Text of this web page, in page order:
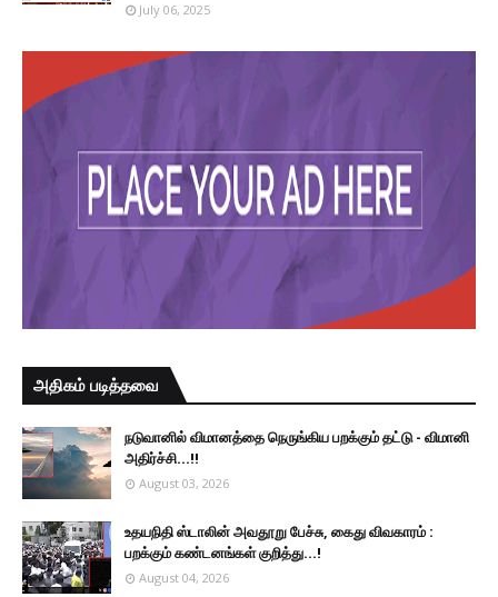
July 06, 2025
அதிகம் படித்தவை
நடுவானில் விமானத்தை நெருங்கிய பறக்கும் தட்டு - விமானி
அதிர்ச்சி...!!
August 03, 2026
உதயநிதி ஸ்டாலின் அவதூறு பேச்சு, கைது விவகாரம் :
பறக்கும் கண்டனங்கள் குறித்து...!
August 04, 2026